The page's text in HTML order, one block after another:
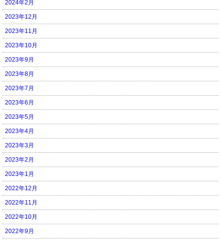
2024年2月
2023年12月
2023年11月
2023年10月
2023年9月
2023年8月
2023年7月
2023年6月
2023年5月
2023年4月
2023年3月
2023年2月
2023年1月
2022年12月
2022年11月
2022年10月
2022年9月